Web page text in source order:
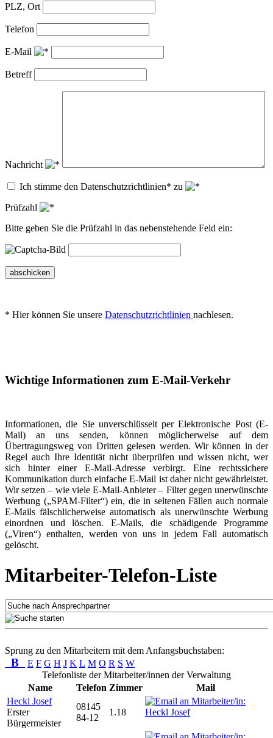
PLZ, Ort
Telefon
E-Mail
Betreff
Nachricht
Ich stimme den Datenschutzrichtlinien* zu
Prüfzahl
Bitte geben Sie die Prüfzahl in das nebenstehende Feld ein:
abschicken
* Hier können Sie unsere Datenschutzrichtlinien nachlesen.
Wichtige Informationen zum E-Mail-Verkehr
Informationen, die Sie unverschlüsselt per Elektronische Post (E-
Mail) an uns senden, können möglicherweise auf dem
Übertragungsweg von Dritten gelesen werden. Wir können in der
Regel auch Ihre Identität nicht überprüfen und wissen nicht, wer
sich hinter einer E-Mail-Adresse verbirgt. Eine rechtssichere
Kommunikation durch einfache E-Mail ist daher nicht gewährleistet.
Wir setzen – wie viele E-Mail-Anbieter – Filter gegen unerwünschte
Werbung („SPAM-Filter“) ein, die in seltenen Fällen auch normale
E-Mails fälschlicherweise automatisch als unerwünschte Werbung
einordnen und löschen. E-Mails, die schädigende Programme
(„Viren“) enthalten, werden von uns in jedem Fall automatisch
gelöscht.
Mitarbeiter-Telefon-Liste
Sprung zu den Mitarbeitern mit dem Anfangsbuchstaben:
B E F G H J K L M O R S W
Telefonliste der Mitarbeiter/innen der Verwaltung
Name
Telefon Zimmer
Mail
Heckl Josef
Erster
Bürgermeister
08145
84-12
1.18